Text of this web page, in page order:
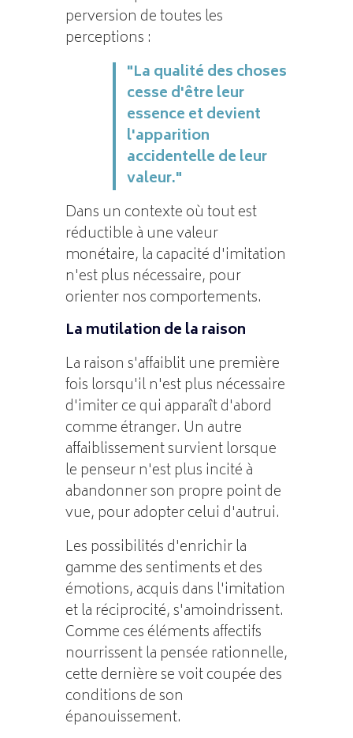
perversion de toutes les
perceptions :
"La qualité des choses
cesse d'être leur
essence et devient
l'apparition
accidentelle de leur
valeur."
Dans un contexte où tout est
réductible à une valeur
monétaire, la capacité d'imitation
n'est plus nécessaire, pour
orienter nos comportements.
La mutilation de la raison
La raison s'affaiblit une première
fois lorsqu'il n'est plus nécessaire
d'imiter ce qui apparaît d'abord
comme étranger. Un autre
affaiblissement survient lorsque
le penseur n'est plus incité à
abandonner son propre point de
vue, pour adopter celui d'autrui.
Les possibilités d'enrichir la
gamme des sentiments et des
émotions, acquis dans l'imitation
et la réciprocité, s'amoindrissent.
Comme ces éléments affectifs
nourrissent la pensée rationnelle,
cette dernière se voit coupée des
conditions de son
épanouissement.